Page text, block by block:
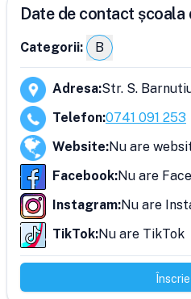
Date de contact școala
Categorii: B
Adresa:Str. S.
Telefon:0741 091 253
Website:Nu are
Facebook:Nu are
Instagram:Nu are
TikTok:Nu are TikTok